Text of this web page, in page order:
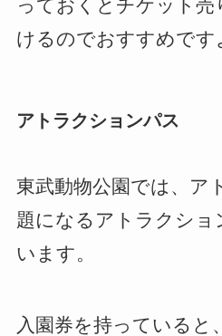
っておくとチケット売
けるのでおすすめです
アトラクションパス
東武動物公園では、ア
題になるアトラクショ
います。
入園券を持っていると